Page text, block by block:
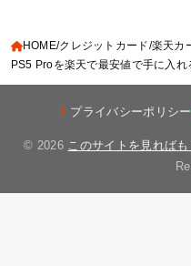
HOME クレジットカード 楽天カ
PS5 Proを楽天で最安値で手に入れ
プライバシーポリシー
© 2026 このサイトを見れば